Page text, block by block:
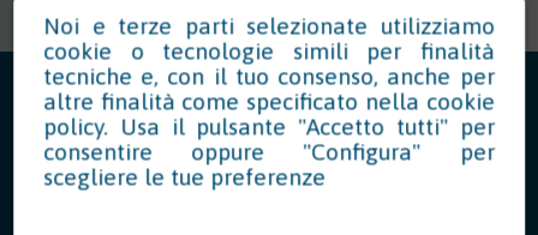
News in Evidenza
Noi e terze parti selezionate utilizziamo
cookie o tecnologie simili per finalità
tecniche e, con il tuo consenso, anche per
altre finalità come specificato nella cookie
policy. Usa il pulsante "Accetto tutti" per
consentire oppure "Configura" per
scegliere le tue preferenze